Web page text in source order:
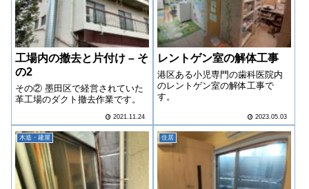
工場内の撤去と片付け – そ
の2
その② 墨田区で経営されていた
革工場のダクト撤去作業です。
2021.11.24
レントゲン室の解体工事
港区ある小児専門の歯科医院内
のレントゲン室の解体工事で
す。
2023.05.03
木造・建屋 住居